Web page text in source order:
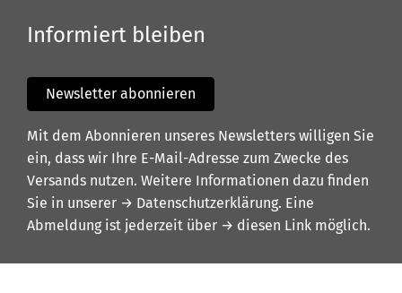
Informiert bleiben
Newsletter abonnieren
Mit dem Abonnieren unseres Newsletters willigen Sie
ein, dass wir Ihre E-Mail-Adresse zum Zwecke des
Versands nutzen. Weitere Informationen dazu finden
Sie in unserer → Datenschutzerklärung. Eine
Abmeldung ist jederzeit über → diesen Link möglich.